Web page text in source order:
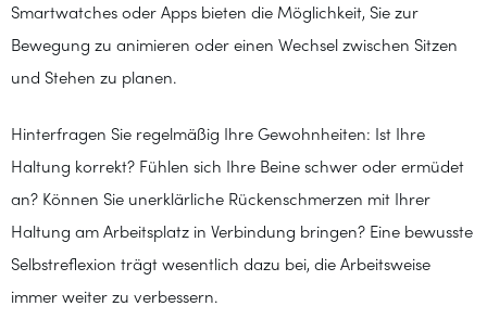
Smartwatches oder Apps bieten die Möglichkeit, Sie zur
Bewegung zu animieren oder einen Wechsel zwischen Sitzen
und Stehen zu planen.
Hinterfragen Sie regelmäßig Ihre Gewohnheiten: Ist Ihre
Haltung korrekt? Fühlen sich Ihre Beine schwer oder ermüdet
an? Können Sie unerklärliche Rückenschmerzen mit Ihrer
Haltung am Arbeitsplatz in Verbindung bringen? Eine bewusste
Selbstreflexion trägt wesentlich dazu bei, die Arbeitsweise
immer weiter zu verbessern.